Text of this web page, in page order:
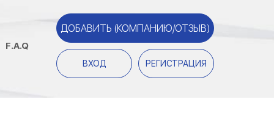
F.A.Q
ДОБАВИТЬ (КОМПАНИЮ/ОТЗЫВ)
ВХОД РЕГИСТРАЦИЯ